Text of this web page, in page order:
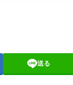
送る